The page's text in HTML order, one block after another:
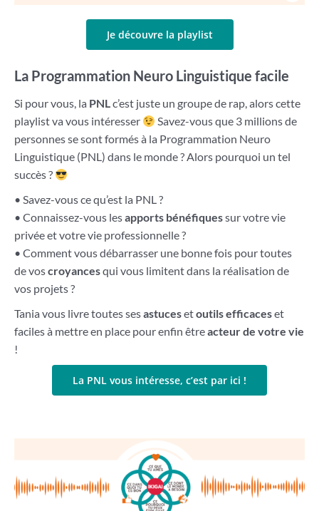
Je découvre la playlist
La Programmation Neuro Linguistique facile
Si pour vous, la PNLc’est juste un groupe de rap, alors cette
playlist va vous intéresser
Savez-vous que 3 millions de
personnes se sont formés à la Programmation Neuro
Linguistique (PNL) dans le monde ? Alors pourquoi un tel
succès ?
• Savez-vous ce qu’est la PNL ?
• Connaissez-vous lesapports bénéfiquessur votre vie
privée et votre vie professionnelle ?
• Comment vous débarrasser une bonne fois pour toutes
de voscroyancesqui vous limitent dans la réalisation de
vos projets ?
Tania vous livre toutes sesastucesetoutils efficaceset
faciles à mettre en place pour enfin êtreacteur de votre vie
!
La PNL vous intéresse, c’est par ici !